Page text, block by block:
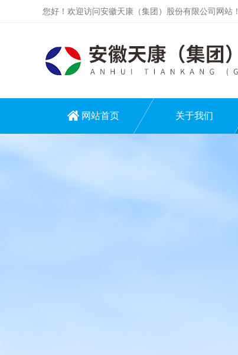
您好！欢迎访问安徽天康（集团）股份有限公司网站！
网站首页 关于我们